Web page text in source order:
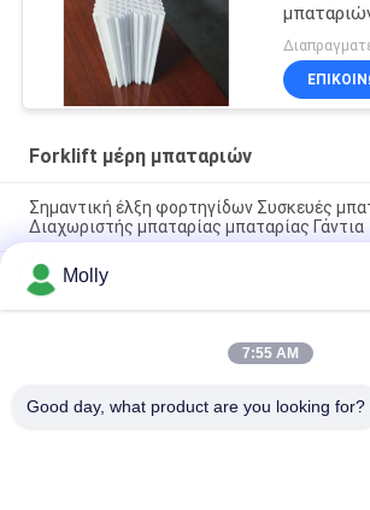
Forklift μέρη μπαταριών
Σημαντική έλξη φορτηγίδων Συσκευές
Διαχωριστής μπαταρίας μπαταρίας Γάντια
Επαγγελματικό μαύρο χρώμα βιδών
έλξης M10 με το πλαστικό κεφάλι
Forklift μεγέθους Μ μέρη μπαταριών, μήκος
επιπλεόντων σωμάτων βουλωμάτων
Molly
7:55 AM
Good day, what product are you looking for?